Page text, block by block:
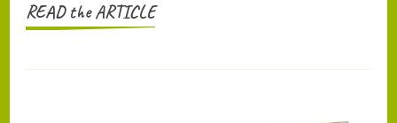
READ the ARTICLE